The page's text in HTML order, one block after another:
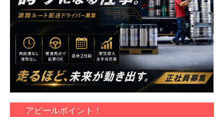
アピールポイント！